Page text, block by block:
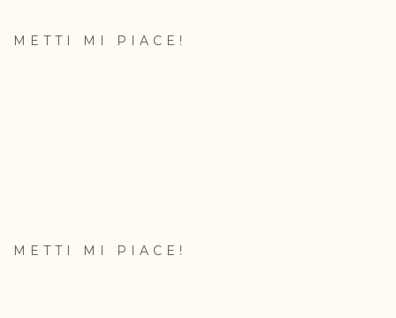
METTI MI PIACE!
METTI MI PIACE!